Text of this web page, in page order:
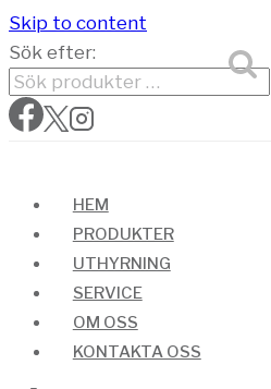
Skip to content
Sök efter:
SÖK
HEM
PRODUKTER
UTHYRNING
SERVICE
OM OSS
KONTAKTA OSS